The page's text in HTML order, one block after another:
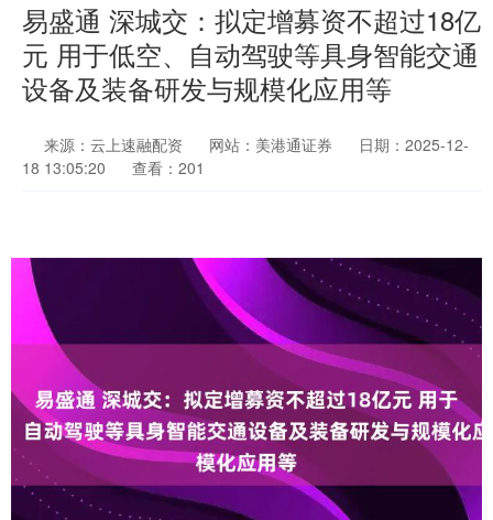
易盛通 深城交：拟定增募资不超过18亿
元 用于低空、自动驾驶等具身智能交通
设备及装备研发与规模化应用等
来源：云上速融配资 网站：美港通证券
日期：2025-12-
18 13:05:20
查看：201